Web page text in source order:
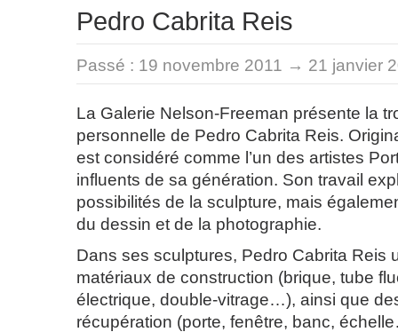
Pedro Cabrita Reis
Passé : 19 novembre 2011 → 21 janvier
La Galerie Nelson-Freeman présente la
personnelle de Pedro Cabrita Reis.
est considéré comme l’un des artistes
influents de sa génération. Son travail
possibilités de la sculpture, mais
du dessin et de la photographie.
Dans ses sculptures, Pedro Cabrita Reis
matériaux de construction (brique, tube
électrique, double-vitrage…), ainsi que
récupération (porte, fenêtre, banc,